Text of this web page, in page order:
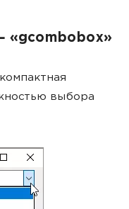
«gcombobox»
выбора